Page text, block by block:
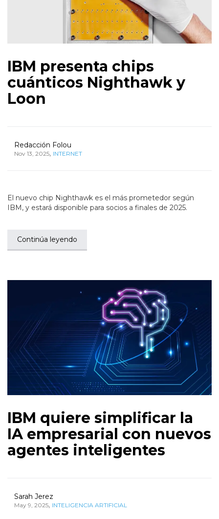
IBM presenta chips
cuánticos Nighthawk y
Loon
Redacción Folou
Nov 13, 2025, INTERNET
El nuevo chip Nighthawk es el más prometedor según
IBM, y estará disponible para socios a finales de 2025.
Continúa leyendo
IBM quiere simplificar la
IA empresarial con nuevos
agentes inteligentes
Sarah Jerez
May 9, 2025, INTELIGENCIA ARTIFICIAL